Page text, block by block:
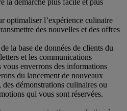
optimaliser l’expérience culinaire
des nouvelles et des offres
la base de données de clients du
et les communications
enverrons des informations
du lancement de nouveaux
démonstrations culinaires ou
qui vous sont réservées.